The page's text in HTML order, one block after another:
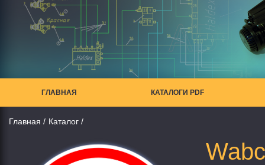
ГЛАВНАЯ КАТАЛОГИ PDF
Главная Каталог